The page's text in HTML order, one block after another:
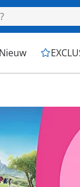
Nieuw